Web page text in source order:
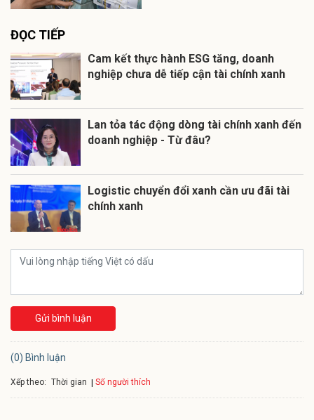
ĐỌC TIẾP
Cam kết thực hành ESG tăng, doanh
nghiệp chưa dễ tiếp cận tài chính xanh
Lan tỏa tác động dòng tài chính xanh đến
doanh nghiệp - Từ đâu?
Logistic chuyển đổi xanh cần ưu đãi tài
chính xanh
Gửi bình luận
(0) Bình luận
Xếp theo: Thời gian Số người thích